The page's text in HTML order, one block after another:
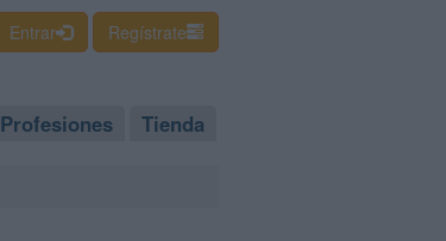
Entrar Regístrate
Profesiones Tienda